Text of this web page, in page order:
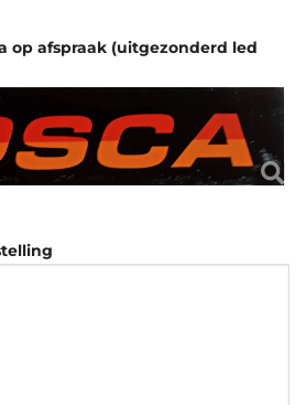
op afspraak (uitgezonderd led